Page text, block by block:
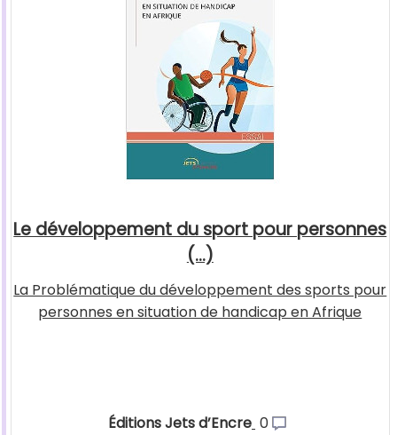
Le développement du sport pour personnes
(...)
La Problématique du développement des sports pour
personnes en situation de handicap en Afrique
Éditions Jets d’Encre 0